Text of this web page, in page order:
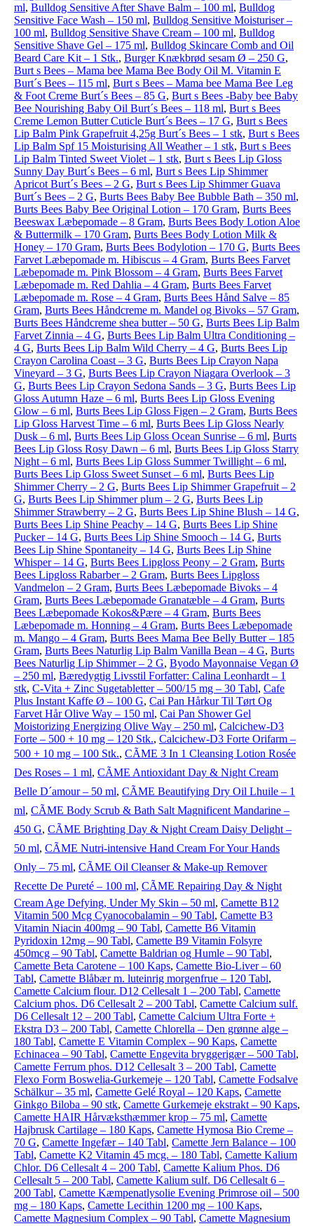
ml, Bulldog Sensitive After Shave Balm – 100 ml, Bulldog
Sensitive Face Wash – 150 ml, Bulldog Sensitive Moisturiser –
100 ml, Bulldog Sensitive Shave Cream – 100 ml, Bulldog
Sensitive Shave Gel – 175 ml, Bulldog Skincare Comb and Oil
Beard Care Kit – 1 Stk., Burger Knækbrød sesam Ø – 250 G,
Burt s Bees – Mama bee Mama Bee Body Oil M. Vitamin E
Burt´s Bees – 115 ml, Burt s Bees – Mama bee Mama Bee Leg
& Foot Creme Burt´s Bees – 85 G, Burt s Bees -Baby bee Baby
Bee Nourishing Baby Oil Burt´s Bees – 118 ml, Burt s Bees
Creme Lemon Butter Cuticle Burt´s Bees – 17 G, Burt s Bees
Lip Balm Pink Grapefruit 4,25g Burt´s Bees – 1 stk, Burt s Bees
Lip Balm Spf 15 Moisturising All Weather – 1 stk, Burt s Bees
Lip Balm Tinted Sweet Violet – 1 stk, Burt s Bees Lip Gloss
Sunny Day Burt´s Bees – 6 ml, Burt s Bees Lip Shimmer
Apricot Burt´s Bees – 2 G, Burt s Bees Lip Shimmer Guava
Burt´s Bees – 2 G, Burts Bees Baby Bee Bubble Bath – 350 ml,
Burts Bees Baby Bee Original Lotion – 170 Gram, Burts Bees
Beeswax Læbepomade – 8 Gram, Burts Bees Body Lotion Aloe
& Buttermilk – 170 Gram, Burts Bees Body Lotion Milk &
Honey – 170 Gram, Burts Bees Bodylotion – 170 G, Burts Bees
Farvet Læbepomade m. Hibiscus – 4 Gram, Burts Bees Farvet
Læbepomade m. Pink Blossom – 4 Gram, Burts Bees Farvet
Læbepomade m. Red Dahlia – 4 Gram, Burts Bees Farvet
Læbepomade m. Rose – 4 Gram, Burts Bees Hånd Salve – 85
Gram, Burts Bees Håndcreme m. Mandel og Bivoks – 57 Gram,
Burts Bees Håndcreme shea butter – 50 G, Burts Bees Lip Balm
Farvet Zinnia – 4 G, Burts Bees Lip Balm Ultra Conditioning –
4 G, Burts Bees Lip Balm Wild Cherry – 4 G, Burts Bees Lip
Crayon Carolina Coast – 3 G, Burts Bees Lip Crayon Napa
Vineyard – 3 G, Burts Bees Lip Crayon Niagara Overlook – 3
G, Burts Bees Lip Crayon Sedona Sands – 3 G, Burts Bees Lip
Gloss Autumn Haze – 6 ml, Burts Bees Lip Gloss Evening
Glow – 6 ml, Burts Bees Lip Gloss Figen – 2 Gram, Burts Bees
Lip Gloss Harvest Time – 6 ml, Burts Bees Lip Gloss Nearly
Dusk – 6 ml, Burts Bees Lip Gloss Ocean Sunrise – 6 ml, Burts
Bees Lip Gloss Rosy Dawn – 6 ml, Burts Bees Lip Gloss Starry
Night – 6 ml, Burts Bees Lip Gloss Summer Twillight – 6 ml,
Burts Bees Lip Gloss Sweet Sunset – 6 ml, Burts Bees Lip
Shimmer Cherry – 2 G, Burts Bees Lip Shimmer Grapefruit – 2
G, Burts Bees Lip Shimmer plum – 2 G, Burts Bees Lip
Shimmer Strawberry – 2 G, Burts Bees Lip Shine Blush – 14 G,
Burts Bees Lip Shine Peachy – 14 G, Burts Bees Lip Shine
Pucker – 14 G, Burts Bees Lip Shine Smooch – 14 G, Burts
Bees Lip Shine Spontaneity – 14 G, Burts Bees Lip Shine
Whisper – 14 G, Burts Bees Lipgloss Peony – 2 Gram, Burts
Bees Lipgloss Rabarber – 2 Gram, Burts Bees Lipgloss
Vandmelon – 2 Gram, Burts Bees Læbepomade Bivoks – 4
Gram, Burts Bees Læbepomade Granatæble – 4 Gram, Burts
Bees Læbepomade Kokos&Pære – 4 Gram, Burts Bees
Læbepomade m. Honning – 4 Gram, Burts Bees Læbepomade
m. Mango – 4 Gram, Burts Bees Mama Bee Belly Butter – 185
Gram, Burts Bees Naturlig Lip Balm Vanilla Bean – 4 G, Burts
Bees Naturlig Lip Shimmer – 2 G, Byodo Mayonnaise Vegan Ø
– 250 ml, Bæredygtig Livsstil Forfatter: Calina Leonhardt – 1
stk, C-Vita + Zinc Sugetabletter – 500/15 mg – 30 Tabl, Cafe
Plus Instant Kaffe Ø – 100 G, Cai Pan Hårkur Til Tørt Og
Farvet Hår Olive Way – 150 ml, Cai Pan Shower Gel
Moistorizing Energizing Olive Way – 250 ml, Calcichew-D3
Forte – 500 + 10 mg – 120 Stk., Calcichew-D3 Forte Orifarm –
500 + 10 mg – 100 Stk., CÃME 3 In 1 Cleansing Lotion Rosée
Des Roses – 1 ml, CÃME Antioxidant Day & Night Cream
Belle D´amour – 50 ml, CÃME Beautifying Dry Oil Lhuile – 1
ml, CÃME Body Scrub & Bath Salt Magnificent Mandarine –
450 G, CÃME Brighting Day & Night Cream Daisy Delight –
50 ml, CÃME Nutri-intensive Hand Cream For Your Hands
Only – 75 ml, CÃME Oil Cleanser & Make-up Remover
Recette De Pureté – 100 ml, CÃME Repairing Day & Night
Cream Age Defying, Under My Skin – 50 ml, Camette B12
Vitamin 500 Mcg Cyanocobalamin – 90 Tabl, Camette B3
Vitamin Niacin 400mg – 90 Tabl, Camette B6 Vitamin
Pyridoxin 12mg – 90 Tabl, Camette B9 Vitamin Folsyre
450mcg – 90 Tabl, Camette Baldrian og Humle – 90 Tabl,
Camette Beta Carotene – 100 Kaps, Camette Bio-Liver – 60
Tabl, Camette Blåbær m. luteinrig morgenfrue – 120 Tabl,
Camette Calcium flour. D12 Cellesalt 1 – 200 Tabl, Camette
Calcium phos. D6 Cellesalt 2 – 200 Tabl, Camette Calcium sulf.
D6 Cellesalt 12 – 200 Tabl, Camette Calcium Ultra Forte +
Ekstra D3 – 200 Tabl, Camette Chlorella – Den grønne alge –
180 Tabl, Camette E Vitamin Complex – 90 Kaps, Camette
Echinacea – 90 Tabl, Camette Engevita bryggerigær – 500 Tabl,
Camette Ferrum phos. D12 Cellesalt 3 – 200 Tabl, Camette
Flexo Form Boswelia-Gurkemeje – 120 Tabl, Camette Fodsalve
Schälkur – 35 ml, Camette Gelé Royal – 120 Kaps, Camette
Ginkgo Biloba – 90 stk, Camette Gurkemeje ekstrakt – 90 Kaps,
Camette HAIR Hårvæksthæmmer krop – 75 ml, Camette
Hajbrusk Cartilage – 180 Kaps, Camette Hymosa Bio Creme –
70 G, Camette Ingefær – 140 Tabl, Camette Jern Balance – 100
Tabl, Camette K2 Vitamin 45 mcg. – 180 Tabl, Camette Kalium
Chlor. D6 Cellesalt 4 – 200 Tabl, Camette Kalium Phos. D6
Cellesalt 5 – 200 Tabl, Camette Kalium sulf. D6 Cellesalt 6 –
200 Tabl, Camette Kæmpenatlysolie Evening Primrose oil – 500
mg – 180 Kaps, Camette Lecithin 1200 mg – 100 Kaps,
Camette Magnesium Complex – 90 Tabl, Camette Magnesium